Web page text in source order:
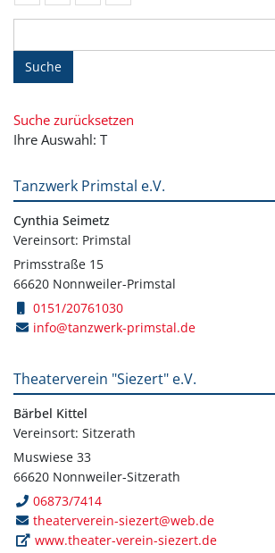
Suche
Suche zurücksetzen
Ihre Auswahl: T
Tanzwerk Primstal e.V.
Cynthia Seimetz
Vereinsort: Primstal
Primsstraße 15
66620 Nonnweiler-Primstal
0151/20761030
info@tanzwerk-primstal.de
Theaterverein "Siezert" e.V.
Bärbel Kittel
Vereinsort: Sitzerath
Muswiese 33
66620 Nonnweiler-Sitzerath
06873/7414
theaterverein-siezert@web.de
www.theater-verein-siezert.de